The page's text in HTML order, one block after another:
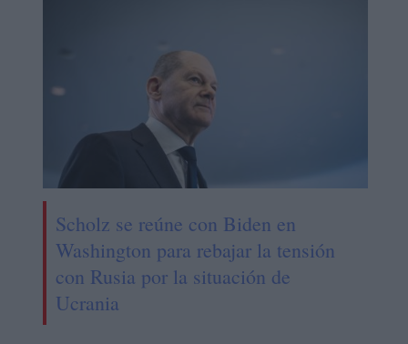
Scholz se reúne con Biden en
Washington para rebajar la tensión
con Rusia por la situación de
Ucrania